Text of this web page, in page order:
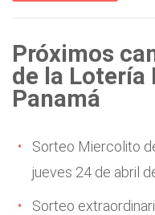
Próximos
de la Lotería
Panamá
Sorteo Miercolito
jueves 24 de abril
Sorteo